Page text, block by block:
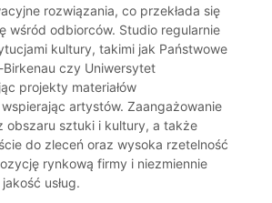
rozwiązania, co przekłada się
wśród odbiorców. Studio regularnie
kultury, takimi jak Państwowe
czy Uniwersytet
projekty materiałów
artystów. Zaangażowanie
obszaru sztuki i kultury, a także
do zleceń oraz wysoka rzetelność
rynkową firmy i niezmiennie
usług.